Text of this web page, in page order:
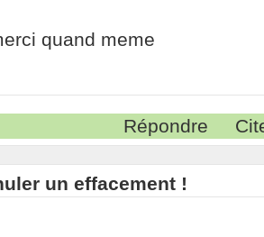
quand meme
Répondre
un effacement !